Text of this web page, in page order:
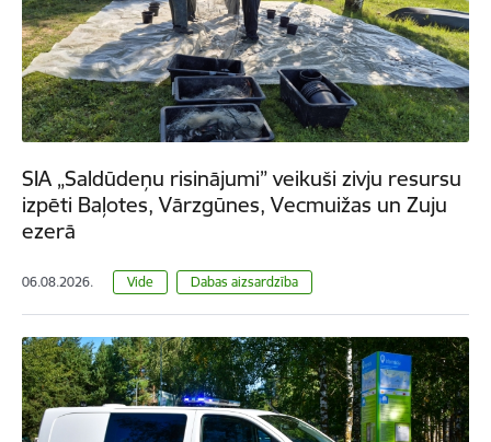
SIA „Saldūdeņu risinājumi” veikuši zivju resursu
izpēti Baļotes, Vārzgūnes, Vecmuižas un Zuju
ezerā
06.08.2026. Vide Dabas aizsardzība